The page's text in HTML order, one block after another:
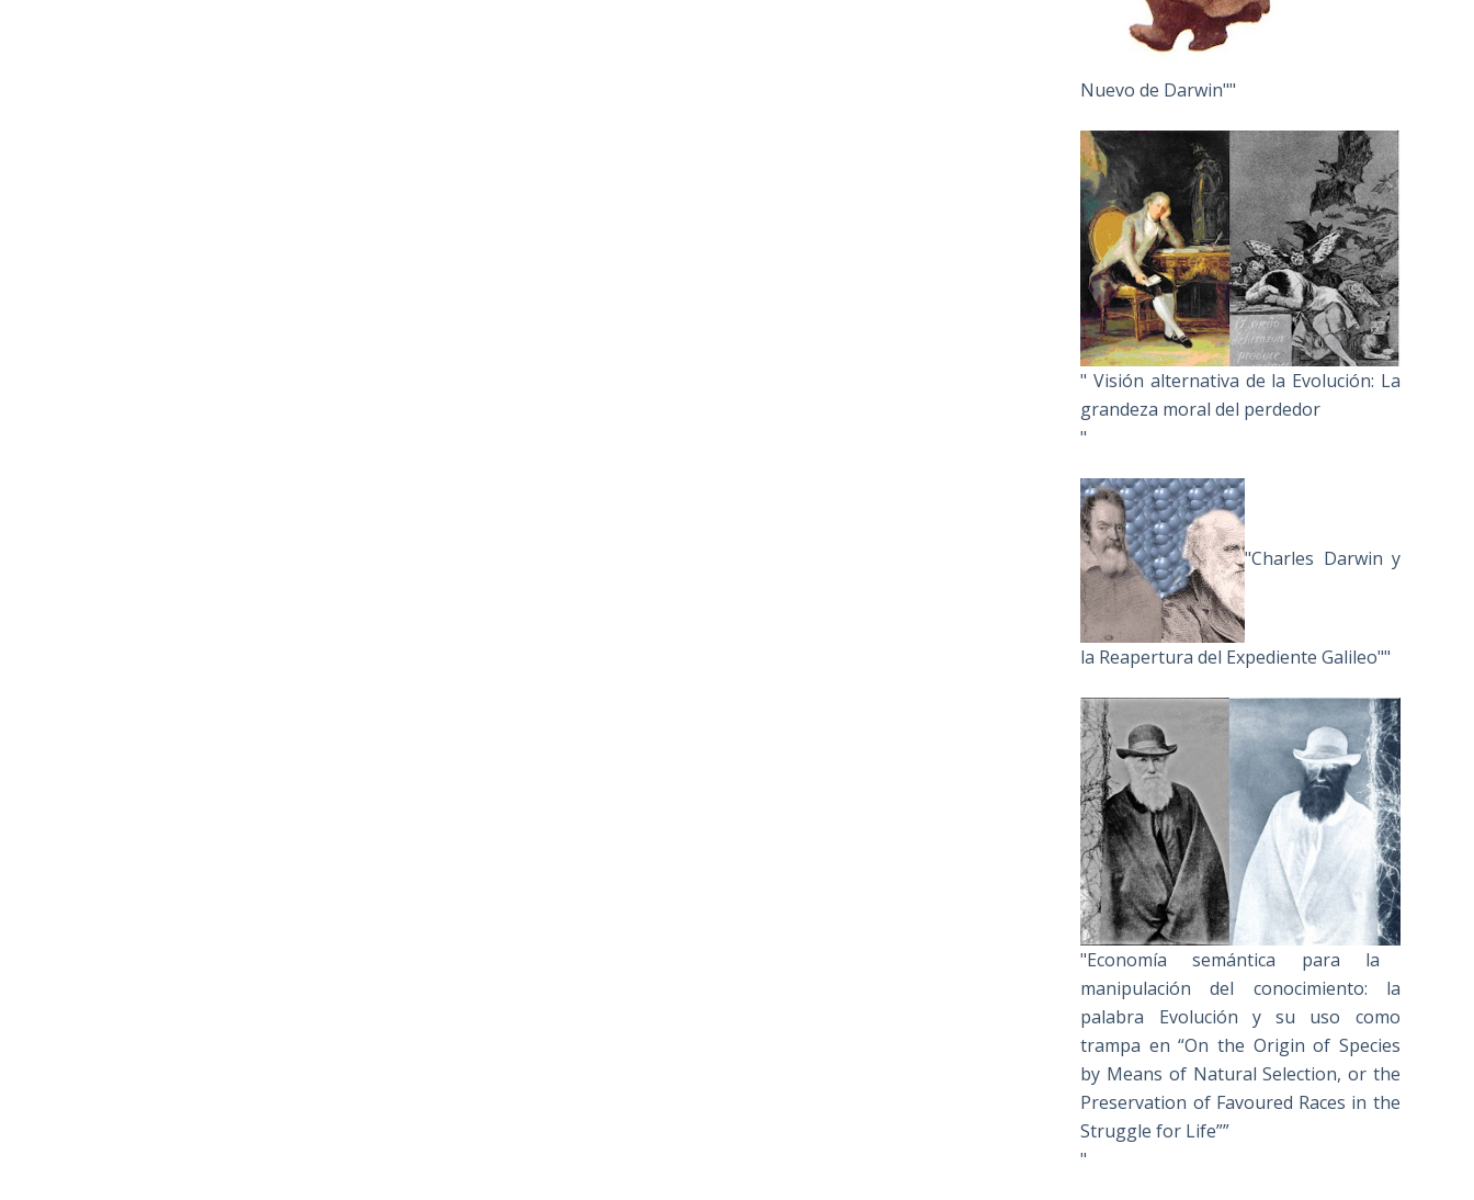
Nuevo de Darwin""
" Visión alternativa de la Evolución: La
grandeza moral del perdedor
"
"Charles Darwin y
la Reapertura del Expediente Galileo""
"Economía semántica para la
manipulación del conocimiento: la
palabra Evolución y su uso como
trampa en “On the Origin of Species
by Means of Natural Selection, or the
Preservation of Favoured Races in the
Struggle for Life””
"